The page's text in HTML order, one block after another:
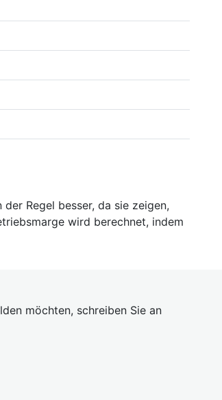
Regel besser, da sie zeigen,
wird berechnet, indem
möchten, schreiben Sie an